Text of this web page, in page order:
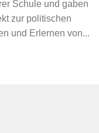
Schule und gaben
zur politischen
und Erlernen von...